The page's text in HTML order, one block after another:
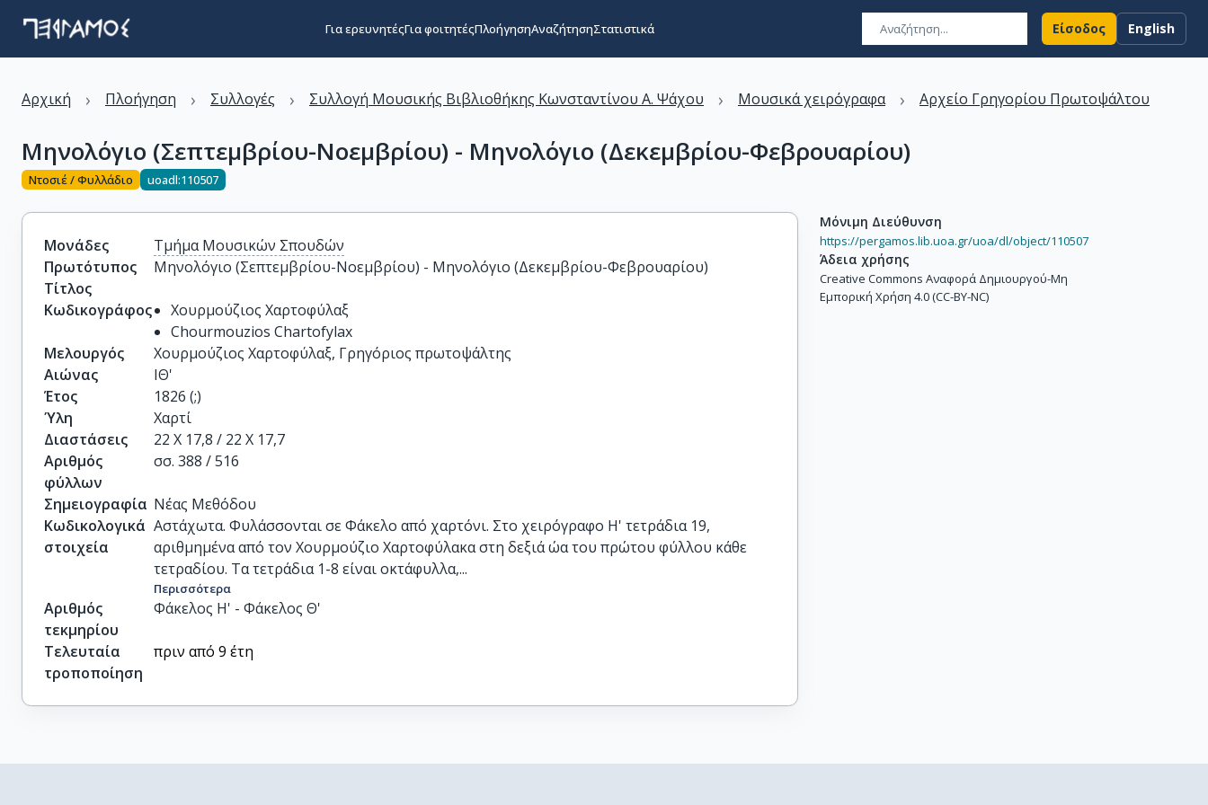
Για ερευνητέςΓια φοιτητέςΠλοήγησηΑναζήτησηΣτατιστικά Είσοδος English
Αρχική › Πλοήγηση › Συλλογές › Συλλογή Μουσικής Βιβλιοθήκης Kωνσταντίνου A. Ψάχου › Μουσικά χειρόγραφα › Αρχείο Γρηγορίου Πρωτοψάλτου
Μηνολόγιο (Σεπτεμβρίου-Νοεμβρίου) - Μηνολόγιο (Δεκεμβρίου-Φεβρουαρίου)
Ντοσιέ / Φυλλάδιο uoadl:110507
Μονάδες
Τμήμα Μουσικών Σπουδών
Πρωτότυπος
Τίτλος
Μηνολόγιο (Σεπτεμβρίου-Νοεμβρίου) - Μηνολόγιο (Δεκεμβρίου-Φεβρουαρίου)
Κωδικογράφος
Χουρμούζιος Χαρτοφύλαξ
Chourmouzios Chartofylax
Μελουργός
Χουρμούζιος Χαρτοφύλαξ, Γρηγόριος πρωτοψάλτης
Αιώνας
ΙΘ'
Έτος
1826 (;)
Ύλη
Χαρτί
Διαστάσεις
22 Χ 17,8 / 22 Χ 17,7
Αριθμός
φύλλων
σσ. 388 / 516
Σημειογραφία Νέας Μεθόδου
Κωδικολογικά
στοιχεία
Αστάχωτα. Φυλάσσονται σε Φάκελο από χαρτόνι. Στο χειρόγραφο Η' τετράδια 19,
αριθμημένα από τον Χουρμούζιο Χαρτοφύλακα στη δεξιά ώα του πρώτου φύλλου κάθε
τετραδίου. Τα τετράδια 1-8 είναι οκτάφυλλα,...
Περισσότερα
Αριθμός
τεκμηρίου
Φάκελος Η' - Φάκελος Θ'
Τελευταία
τροποποίηση
πριν από 9 έτη
Μόνιμη Διεύθυνση
https://pergamos.lib.uoa.gr/uoa/dl/object/110507
Άδεια χρήσης
Creative Commons Αναφορά Δημιουργού-Μη
Εμπορική Χρήση 4.0 (CC-BY-NC)